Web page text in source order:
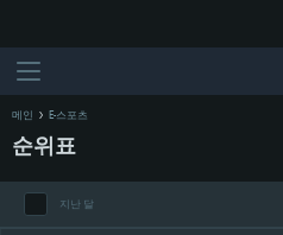
메인 E-스포츠
순위표
지난 달